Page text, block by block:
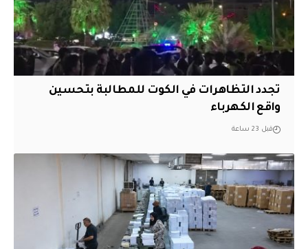
تجدد التظاهرات في الكوت للمطالبة بتحسين
واقع الكهرباء
قبل 23 ساعة